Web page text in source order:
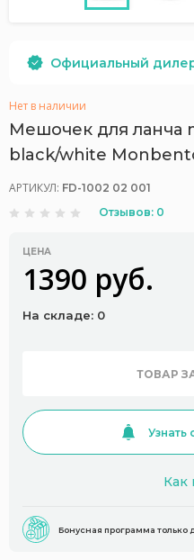
Официальный
Нет в наличии
Мешочек для ланча
black/white
АРТИКУЛ: FD-1002 02 001
Отзывов: 0
ЦЕНА
1390 руб.
На складе: 0
ТОВАР
Узнать
Как
Бонусная программа только